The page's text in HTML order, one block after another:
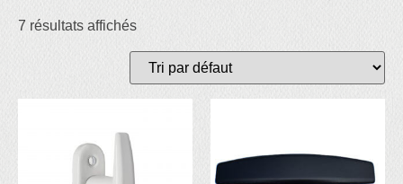
7 résultats affichés